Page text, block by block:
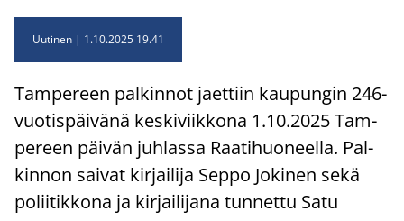
Uutinen 1.10.2025 19.41
Tam­pe­reen pal­kin­not jaet­tiin kau­pun­gin 246-​
vuotispäivänä kes­ki­viik­ko­na 1.10.2025 Tam­
pe­reen päi­vän juh­las­sa Raa­ti­huo­neel­la. Pal­
kin­non sai­vat kir­jai­li­ja Seppo Jo­ki­nen sekä
po­lii­tik­ko­na ja kir­jai­li­ja­na tun­net­tu Satu